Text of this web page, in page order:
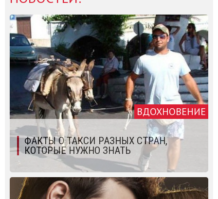
ВДОХНОВЕНИЕ
ФАКТЫ О ТАКСИ РАЗНЫХ СТРАН,
КОТОРЫЕ НУЖНО ЗНАТЬ